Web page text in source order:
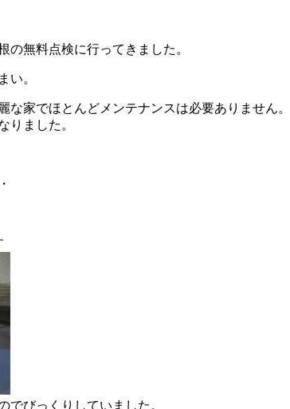
の無料点検に行ってきました。
い。
な家でほとんどメンテナンスは必要ありません。
りました。
でびっくりしていました。